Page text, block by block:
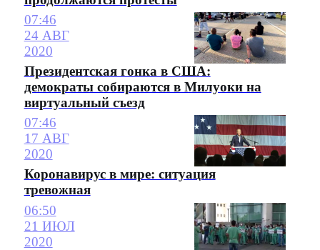
07:46
24 АВГ
2020
Президентская гонка в США:
демократы собираются в Милуоки на
виртуальный съезд
07:46
17 АВГ
2020
Коронавирус в мире: ситуация
тревожная
06:50
21 ИЮЛ
2020